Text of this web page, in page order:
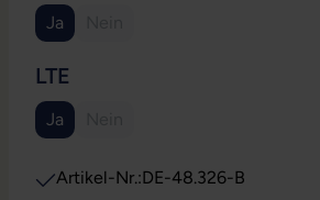
Ja
LTE
Ja
Artikel-Nr.:DE-48.326-B